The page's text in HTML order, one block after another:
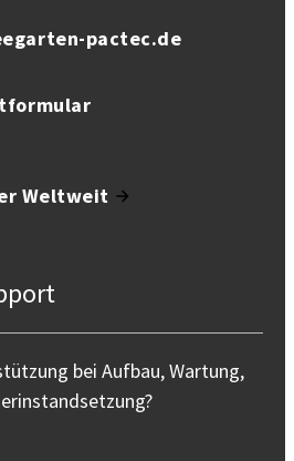
pactec.de
Weltweit
bei Aufbau, Wartung,